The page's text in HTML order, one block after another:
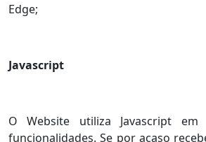
Edge;
Javascript
O Website utiliza Javascript
funcionalidades. Se por acaso